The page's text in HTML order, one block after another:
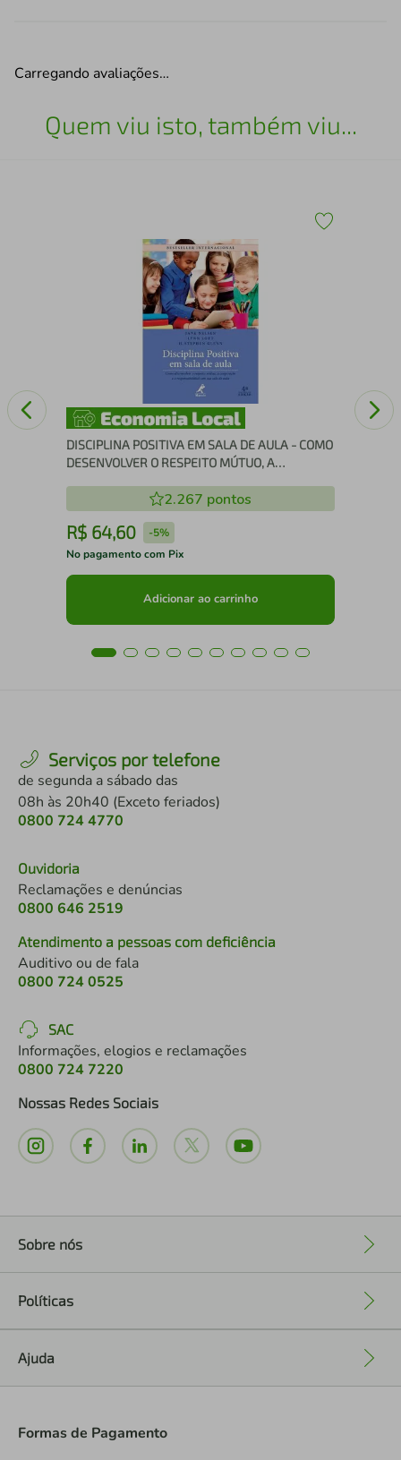
Carregando avaliações…
Quem viu isto, também viu...
DISCIPLINA POSITIVA EM SALA DE AULA - COMO
DESENVOLVER O RESPEITO MÚTUO, A
2.267 pontos
R$ 64,60 -5%
No pagamento com Pix
Adicionar ao carrinho
Serviços por telefone
de segunda a sábado das
08h às 20h40 (Exceto feriados)
0800 724 4770
Ouvidoria
Reclamações e denúncias
0800 646 2519
Atendimento a pessoas com deficiência
Auditivo ou de fala
0800 724 0525
SAC
Informações, elogios e reclamações
0800 724 7220
Nossas Redes Sociais
Sobre nós
Políticas
Ajuda
Formas de Pagamento